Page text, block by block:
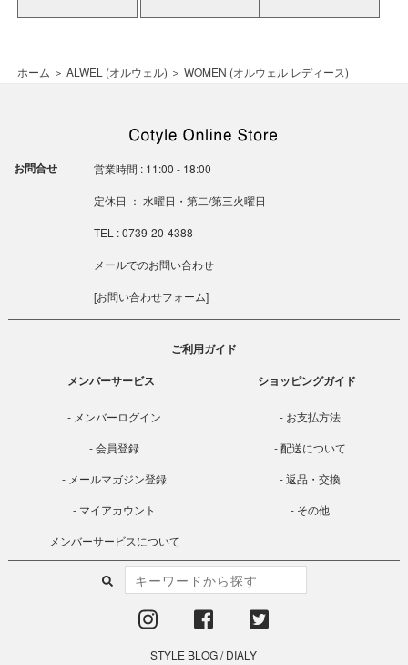
ホーム ＞ ALWEL (オルウェル) ＞ WOMEN (オルウェル レディース)
お問合せ 営業時間 : 11:00 - 18:00
定休日 ： 水曜日・第二/第三火曜日
TEL : 0739-20-4388
メールでのお問い合わせ
[お問い合わせフォーム]
ご利用ガイド
メンバーサービス
メンバーログイン
会員登録
メールマガジン登録
マイアカウント
メンバーサービスについて
ショッピングガイド
お支払方法
配送について
返品・交換
その他
STYLE BLOG/DIALY